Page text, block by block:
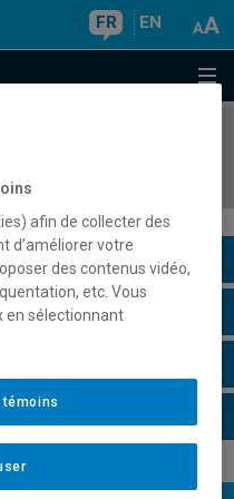
FR EN
afin de collecter des
d’améliorer votre
des contenus vidéo,
etc. Vous
en sélectionnant